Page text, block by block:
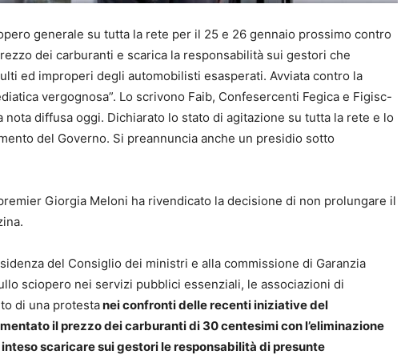
generale su tutta la rete per il 25 e 26 gennaio prossimo contro
dei carburanti e scarica la responsabilità sui gestori che
ed improperi degli automobilisti esasperati. Avviata contro la
vergognosa”. Lo scrivono Faib, Confesercenti Fegica e Figisc-
nota diffusa oggi. Dichiarato lo stato di agitazione su tutta la rete e lo
del Governo. Si preannuncia anche un presidio sotto
Giorgia Meloni ha rivendicato la decisione di non prolungare il
del Consiglio dei ministri e alla commissione di Garanzia
sciopero nei servizi pubblici essenziali, le associazioni di
di una protestanei confronti delle recenti iniziative del
il prezzo dei carburanti di 30 centesimi con l’eliminazione
scaricare sui gestori le responsabilità di presunte